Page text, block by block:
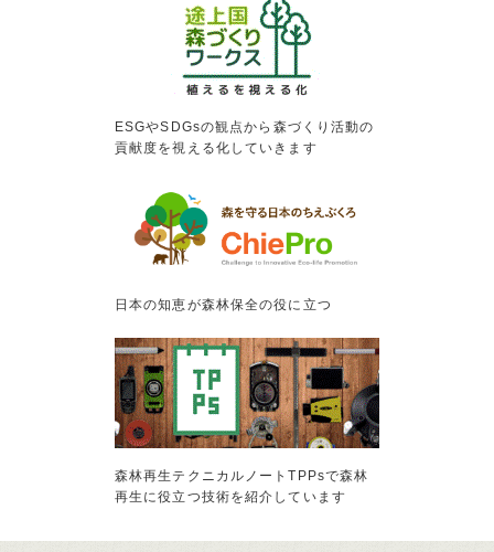
ESGやSDGsの観点から森づくり活動の
貢献度を視える化していきます
日本の知恵が森林保全の役に立つ
森林再生テクニカルノートTPPsで森林
再生に役立つ技術を紹介しています